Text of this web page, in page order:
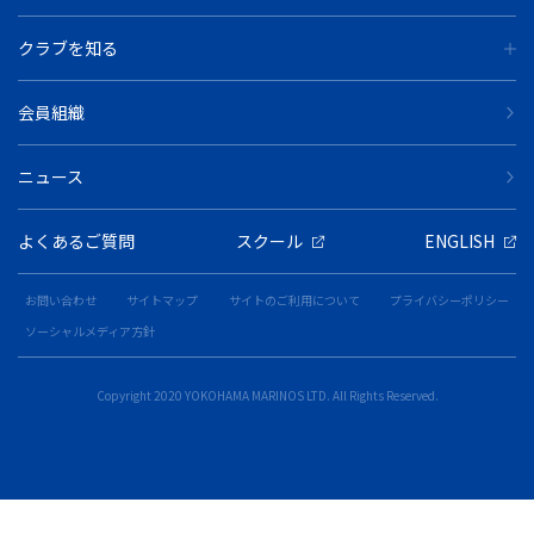
クラブを知る
会員組織
ニュース
よくあるご質問 スクール ENGLISH
お問い合わせ サイトマップ サイトのご利用について
プライバシーポリシー
ソーシャルメディア方針
Copyright 2020 YOKOHAMA MARINOS LTD. All Rights Reserved.